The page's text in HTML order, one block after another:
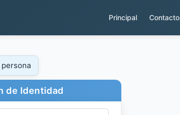
Principal Contacto
de Identidad